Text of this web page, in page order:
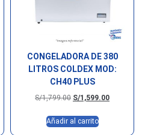
CONGELADORA DE 380
LITROS COLDEX MOD:
CH40 PLUS
S/1,799.00 S/1,599.00
Añadir al carrito